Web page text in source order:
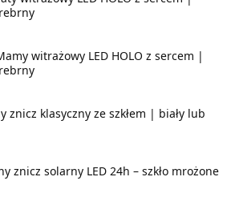
witrażowy LED HOLO z sercem |
znicz klasyczny ze szkłem | biały lub
znicz solarny LED 24h – szkło mrożone